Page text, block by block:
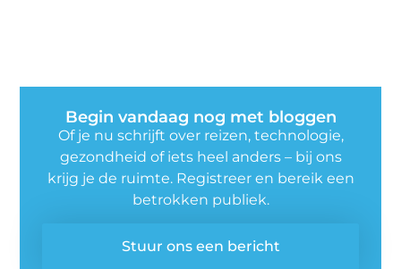
Begin vandaag nog met bloggen
Of je nu schrijft over reizen, technologie,
gezondheid of iets heel anders – bij ons
krijg je de ruimte. Registreer en bereik een
betrokken publiek.
Stuur ons een bericht